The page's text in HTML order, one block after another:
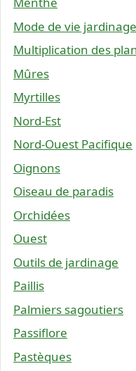
Mode de vie jardinage
Multiplication des
Mûres
Myrtilles
Nord-Est
Nord-Ouest Pacifique
Oignons
Oiseau de paradis
Orchidées
Ouest
Outils de jardinage
Paillis
Palmiers sagoutiers
Passiflore
Pastèques